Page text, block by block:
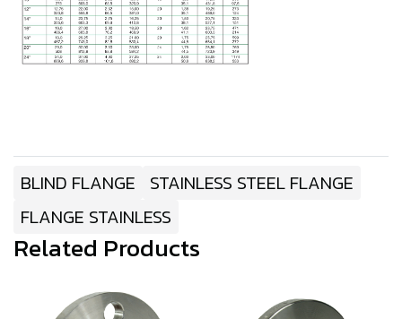
BLIND FLANGE STAINLESS STEEL FLANGE
FLANGE STAINLESS
Related Products